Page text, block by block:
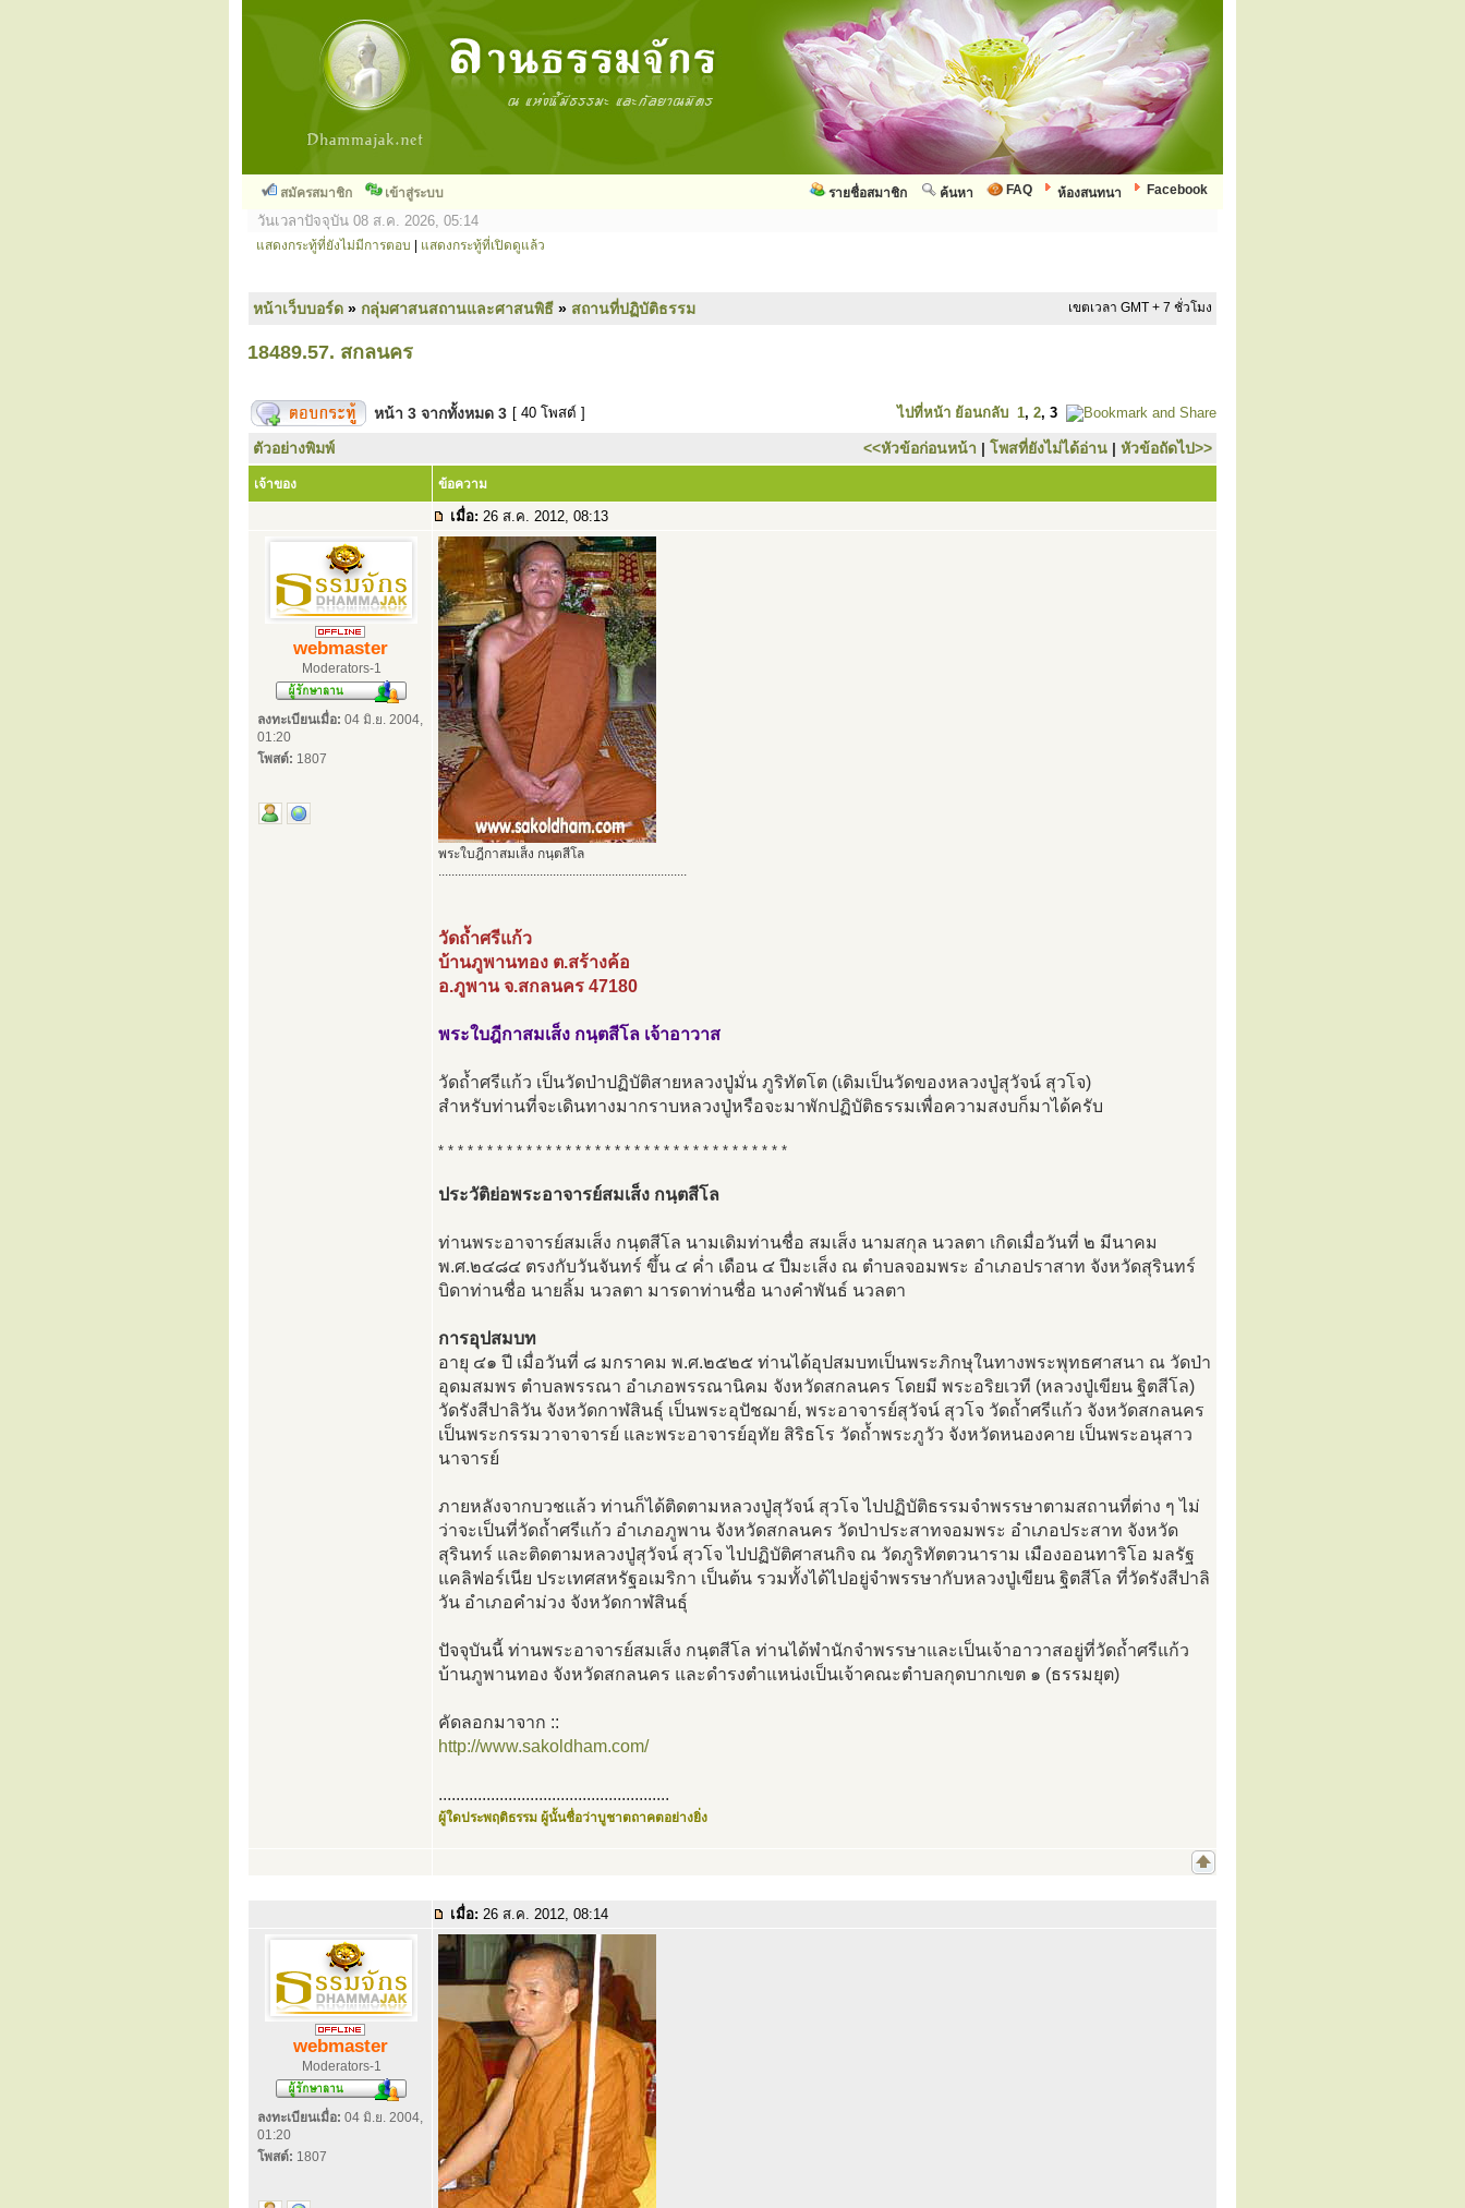
สมัครสมาชิก เข้าสู่ระบบ Facebook
ห้องสนทนา
FAQ
ค้นหา
รายชื่อสมาชิก
วันเวลาปัจจุบัน 08 ส.ค. 2026, 05:14
แสดงกระทู้ที่ยังไม่มีการตอบ แสดงกระทู้ที่เปิดดูแล้ว
หน้าเว็บบอร์ด » กลุ่มศาสนสถานและศาสนพิธี » สถานที่ปฏิบัติธรรม เขตเวลา GMT + 7 ชั่วโมง
18489.57. สกลนคร
หน้า 3 จากทั้งหมด 3 [ 40 โพสต์ ] ไปที่หน้า ย้อนกลับ 1, 2, 3
ตัวอย่างพิมพ์ <<หัวข้อก่อนหน้า | โพสที่ยังไม่ได้อ่าน | หัวข้อถัดไป>>
เจ้าของ ข้อความ
เมื่อ: 26 ส.ค. 2012, 08:13
webmaster
Moderators-1
ลงทะเบียนเมื่อ: 04 มิ.ย. 2004,
01:20
โพสต์: 1807
พระใบฎีกาสมเส็ง กนฺตสีโล
............................................................................
วัดถ้ำศรีแก้ว
บ้านภูพานทอง ต.สร้างค้อ
อ.ภูพาน จ.สกลนคร 47180
พระใบฎีกาสมเส็ง กนฺตสีโล เจ้าอาวาส
วัดถ้ำศรีแก้ว เป็นวัดป่าปฏิบัติสายหลวงปู่มั่น ภูริทัตโต (เดิมเป็นวัดของหลวงปู่สุวัจน์ สุวโจ)
สำหรับท่านที่จะเดินทางมากราบหลวงปู่หรือจะมาพักปฏิบัติธรรมเพื่อความสงบก็มาได้ครับ
* * * * * * * * * * * * * * * * * * * * * * * * * * * * * * * * * * * *
ประวัติย่อพระอาจารย์สมเส็ง กนฺตสีโล
ท่านพระอาจารย์สมเส็ง กนฺตสีโล นามเดิมท่านชื่อ สมเส็ง นามสกุล นวลตา เกิดเมื่อวันที่ ๒ มีนาคม
พ.ศ.๒๔๘๔ ตรงกับวันจันทร์ ขึ้น ๔ ค่ำ เดือน ๔ ปีมะเส็ง ณ ตำบลจอมพระ อำเภอปราสาท จังหวัดสุรินทร์
บิดาท่านชื่อ นายลิ้ม นวลตา มารดาท่านชื่อ นางคำพันธ์ นวลตา
การอุปสมบท
อายุ ๔๑ ปี เมื่อวันที่ ๘ มกราคม พ.ศ.๒๕๒๕ ท่านได้อุปสมบทเป็นพระภิกษุในทางพระพุทธศาสนา ณ วัดป่า
อุดมสมพร ตำบลพรรณา อำเภอพรรณานิคม จังหวัดสกลนคร โดยมี พระอริยเวที (หลวงปู่เขียน ฐิตสีโล)
วัดรังสีปาลิวัน จังหวัดกาฬสินธุ์ เป็นพระอุปัชฌาย์, พระอาจารย์สุวัจน์ สุวโจ วัดถ้ำศรีแก้ว จังหวัดสกลนคร
เป็นพระกรรมวาจาจารย์ และพระอาจารย์อุทัย สิริธโร วัดถ้ำพระภูวัว จังหวัดหนองคาย เป็นพระอนุสาว
นาจารย์
ภายหลังจากบวชแล้ว ท่านก็ได้ติดตามหลวงปู่สุวัจน์ สุวโจ ไปปฏิบัติธรรมจำพรรษาตามสถานที่ต่าง ๆ ไม่
ว่าจะเป็นที่วัดถ้ำศรีแก้ว อำเภอภูพาน จังหวัดสกลนคร วัดป่าประสาทจอมพระ อำเภอประสาท จังหวัด
สุรินทร์ และติดตามหลวงปู่สุวัจน์ สุวโจ ไปปฏิบัติศาสนกิจ ณ วัดภูริทัตตวนาราม เมืองออนทาริโอ มลรัฐ
แคลิฟอร์เนีย ประเทศสหรัฐอเมริกา เป็นต้น รวมทั้งได้ไปอยู่จำพรรษากับหลวงปู่เขียน ฐิตสีโล ที่วัดรังสีปาลิ
วัน อำเภอคำม่วง จังหวัดกาฬสินธุ์
ปัจจุบันนี้ ท่านพระอาจารย์สมเส็ง กนฺตสีโล ท่านได้พำนักจำพรรษาและเป็นเจ้าอาวาสอยู่ที่วัดถ้ำศรีแก้ว
บ้านภูพานทอง จังหวัดสกลนคร และดำรงตำแหน่งเป็นเจ้าคณะตำบลกุดบากเขต ๑ (ธรรมยุต)
คัดลอกมาจาก ::
http://www.sakoldham.com/
.....................................................
ผู้ใดประพฤติธรรม ผู้นั้นชื่อว่าบูชาตถาคตอย่างยิ่ง
เมื่อ: 26 ส.ค. 2012, 08:14
webmaster
Moderators-1
ลงทะเบียนเมื่อ: 04 มิ.ย. 2004,
01:20
โพสต์: 1807